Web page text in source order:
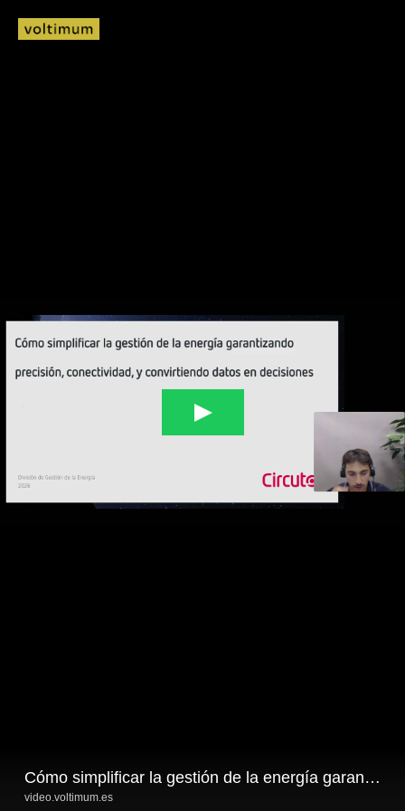
Cómo simplificar la gestión de la energía garantizando precisión, conectividad, y convirtiendo datos en decisiones
video.voltimum.es